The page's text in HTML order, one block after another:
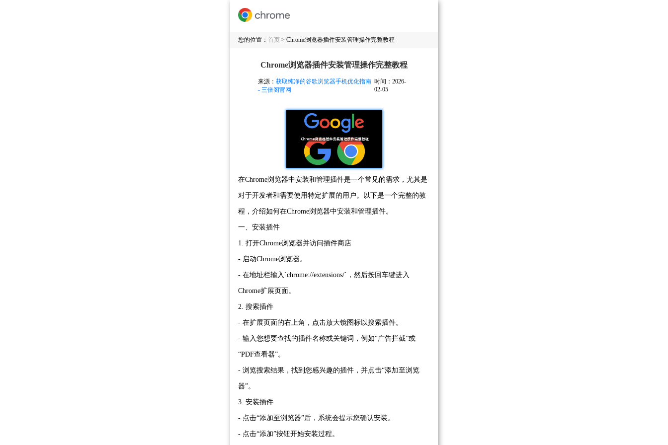
您的位置： 首页 > Chrome浏览器插件安装管理操作完整教程
Chrome浏览器插件安装管理操作完整教程
来源： 获取纯净的谷歌浏览器手机优化指南
- 三倍阁官网
时间：2026-
02-05
在Chrome浏览器中安装和管理插件是一个常见的需求，尤其是
对于开发者和需要使用特定扩展的用户。以下是一个完整的教
程，介绍如何在Chrome浏览器中安装和管理插件。
一、安装插件
1. 打开Chrome浏览器并访问插件商店
- 启动Chrome浏览器。
- 在地址栏输入`chrome://extensions/`，然后按回车键进入
Chrome扩展页面。
2. 搜索插件
- 在扩展页面的右上角，点击放大镜图标以搜索插件。
- 输入您想要查找的插件名称或关键词，例如“广告拦截”或
“PDF查看器”。
- 浏览搜索结果，找到您感兴趣的插件，并点击“添加至浏览
器”。
3. 安装插件
- 点击“添加至浏览器”后，系统会提示您确认安装。
- 点击“添加”按钮开始安装过程。